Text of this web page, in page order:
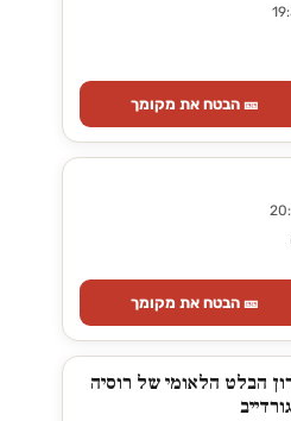
🎫 הבטח את מקומך
🎫 הבטח את מקומך
הבלט הלאומי של רוסיה